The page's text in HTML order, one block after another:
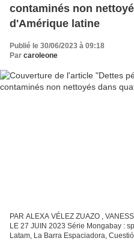
contaminés non
d'Amérique latine
Publié le 30/06/2023 à 09:18
Par caroleone
PAR ALEXA VÉLEZ ZUAZO ,
LE 27 JUIN 2023 Série Mongabay :
Latam, La Barra Espaciadora,